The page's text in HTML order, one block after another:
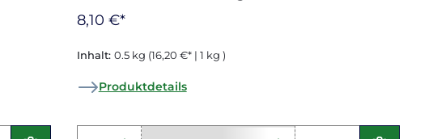
8,10 €*
Inhalt: 0.5 kg (16,20 €* | 1 kg )
Produktdetails